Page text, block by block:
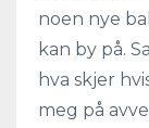
noen nye
kan by på.
hva skjer
meg på